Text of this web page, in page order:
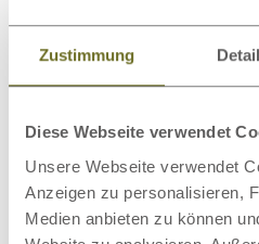
Zustimmung
Diese Webseite verwendet
Unsere Webseite verwendet
Anzeigen zu personalisieren,
Medien anbieten zu können
erhöhen. Wird diese nicht
Qualität lange erhalten
hoch.
Nässeschutz: Der